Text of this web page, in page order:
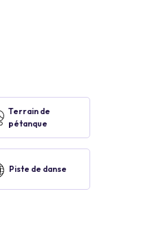
Terrain de
pétanque
Piste de danse